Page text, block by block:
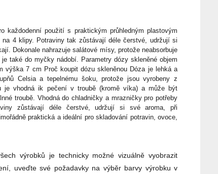
každodenní použití s praktickým průhledným plastovým
4 klipy. Potraviny tak zůstávají déle čerstvé, udržují si
Dokonale nahrazuje salátové mísy, protože neabsorbuje
také do myčky nádobí. Parametry dózy skleněné objem
výška 7 cm Proč koupit dózu skleněnou Dóza je lehká a
Celsia a tepelnému šoku, protože jsou vyrobeny z
je vhodná ik pečení v troubě (kromě víka) a může být
troubě. Vhodná do chladničky a mrazničky pro potřeby
zůstávají déle čerstvé, udržují si své aroma, při
praktická a ideální pro skladování potravin, ovoce,
výrobků je technicky možné vizuálně vyobrazit
uveďte své požadavky na výběr barvy výrobku v